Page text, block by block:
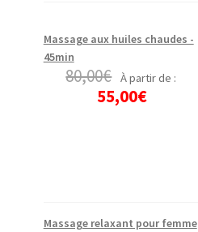
Massage aux huiles chaudes -
45min
80,00€ À partir de :
55,00€
Massage relaxant pour femme